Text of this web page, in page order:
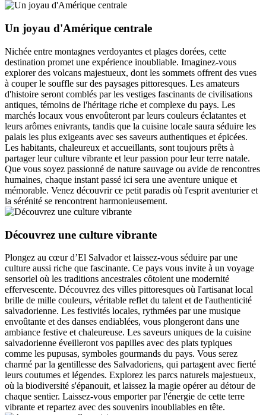
Un joyau d'Amérique centrale
Nichée entre montagnes verdoyantes et plages dorées, cette
destination promet une expérience inoubliable. Imaginez-vous
explorer des volcans majestueux, dont les sommets offrent des vues
à couper le souffle sur des paysages pittoresques. Les amateurs
d'histoire seront comblés par les vestiges fascinants de civilisations
antiques, témoins de l'héritage riche et complexe du pays. Les
marchés locaux vous envoûteront par leurs couleurs éclatantes et
leurs arômes enivrants, tandis que la cuisine locale saura séduire les
palais les plus exigeants avec ses saveurs authentiques et épicées.
Les habitants, chaleureux et accueillants, sont toujours prêts à
partager leur culture vibrante et leur passion pour leur terre natale.
Que vous soyez passionné de nature sauvage ou avide de rencontres
humaines, chaque instant passé ici sera une aventure unique et
mémorable. Venez découvrir ce petit paradis où l'esprit aventurier et
la sérénité se rencontrent harmonieusement.
Découvrez une culture vibrante
Plongez au cœur d’El Salvador et laissez-vous séduire par une
culture aussi riche que fascinante. Ce pays vous invite à un voyage
sensoriel où les traditions ancestrales côtoient une modernité
effervescente. Découvrez des villes pittoresques où l'artisanat local
brille de mille couleurs, véritable reflet du talent et de l'authenticité
salvadorienne. Les festivités locales, rythmées par une musique
envoûtante et des danses endiablées, vous plongeront dans une
ambiance festive et chaleureuse. Les saveurs uniques de la cuisine
salvadorienne éveilleront vos papilles avec des plats typiques
comme les pupusas, symboles gourmands du pays. Vous serez
charmé par la gentillesse des Salvadoriens, qui partagent avec fierté
leurs coutumes et légendes. Explorez les parcs naturels majestueux,
où la biodiversité s'épanouit, et laissez la magie opérer au détour de
chaque sentier. Laissez-vous emporter par l'énergie de cette terre
vibrante et repartez avec des souvenirs inoubliables en tête.